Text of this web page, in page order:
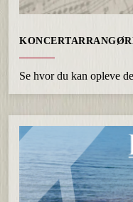
Se hvor du kan opleve